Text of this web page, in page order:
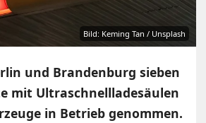
Bild: Keming Tan / Unsplash
und Brandenburg sieben
mit Ultraschnellladesäulen
in Betrieb genommen.